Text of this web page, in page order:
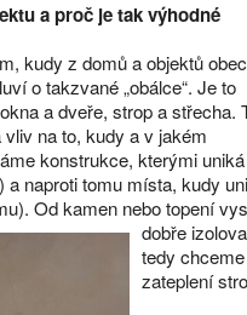
a proč je tak výhodné
kudy z domů a objektů
o takzvané „obálce“. Je to
a dveře, strop a střecha.
vliv na to, kudy a v jakém
konstrukce, kterými uniká
a naproti tomu místa, kudy
Od kamen nebo topení
dobře
tedy
zateplení